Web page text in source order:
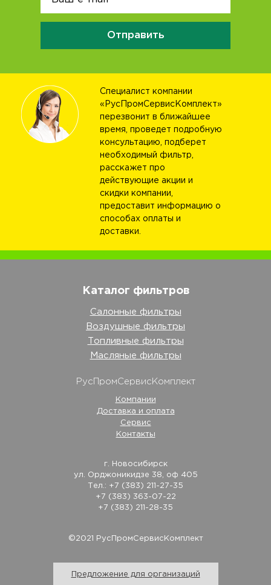
Отправить
Специалист компании
«РусПромСервисКомплект»
перезвонит в ближайшее
время, проведет подробную
консультацию, подберет
необходимый фильтр,
расскажет про
действующие акции и
скидки компании,
предоставит информацию о
способах оплаты и
доставки.
©2021 РусПромСервисКомплект
Предложение для организаций
Каталог фильтров
Салонные фильтры
Воздушные фильтры
Топливные фильтры
Масляные фильтры
РусПромСервисКомплект
Компании
Доставка и оплата
Сервис
Контакты
г. Новосибирск
ул. Орджоникидзе 38, оф 405
Тел.: +7 (383) 211-27-35
+7 (383) 363-07-22
+7 (383) 211-28-35